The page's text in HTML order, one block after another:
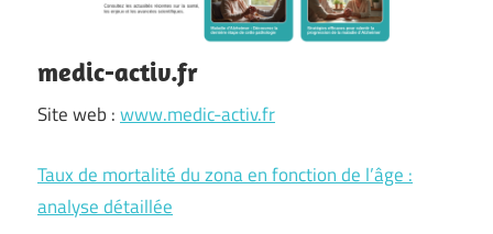
medic-activ.fr
Site web :www.medic-activ.fr
Taux de mortalité du zona en fonction de l’âge :
analyse détaillée